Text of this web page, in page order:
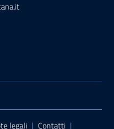
legali | Contatti |